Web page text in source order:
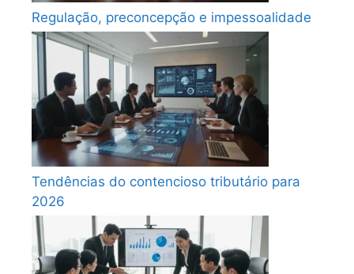
Regulação, preconcepção e impessoalidade
Tendências do contencioso tributário para
2026